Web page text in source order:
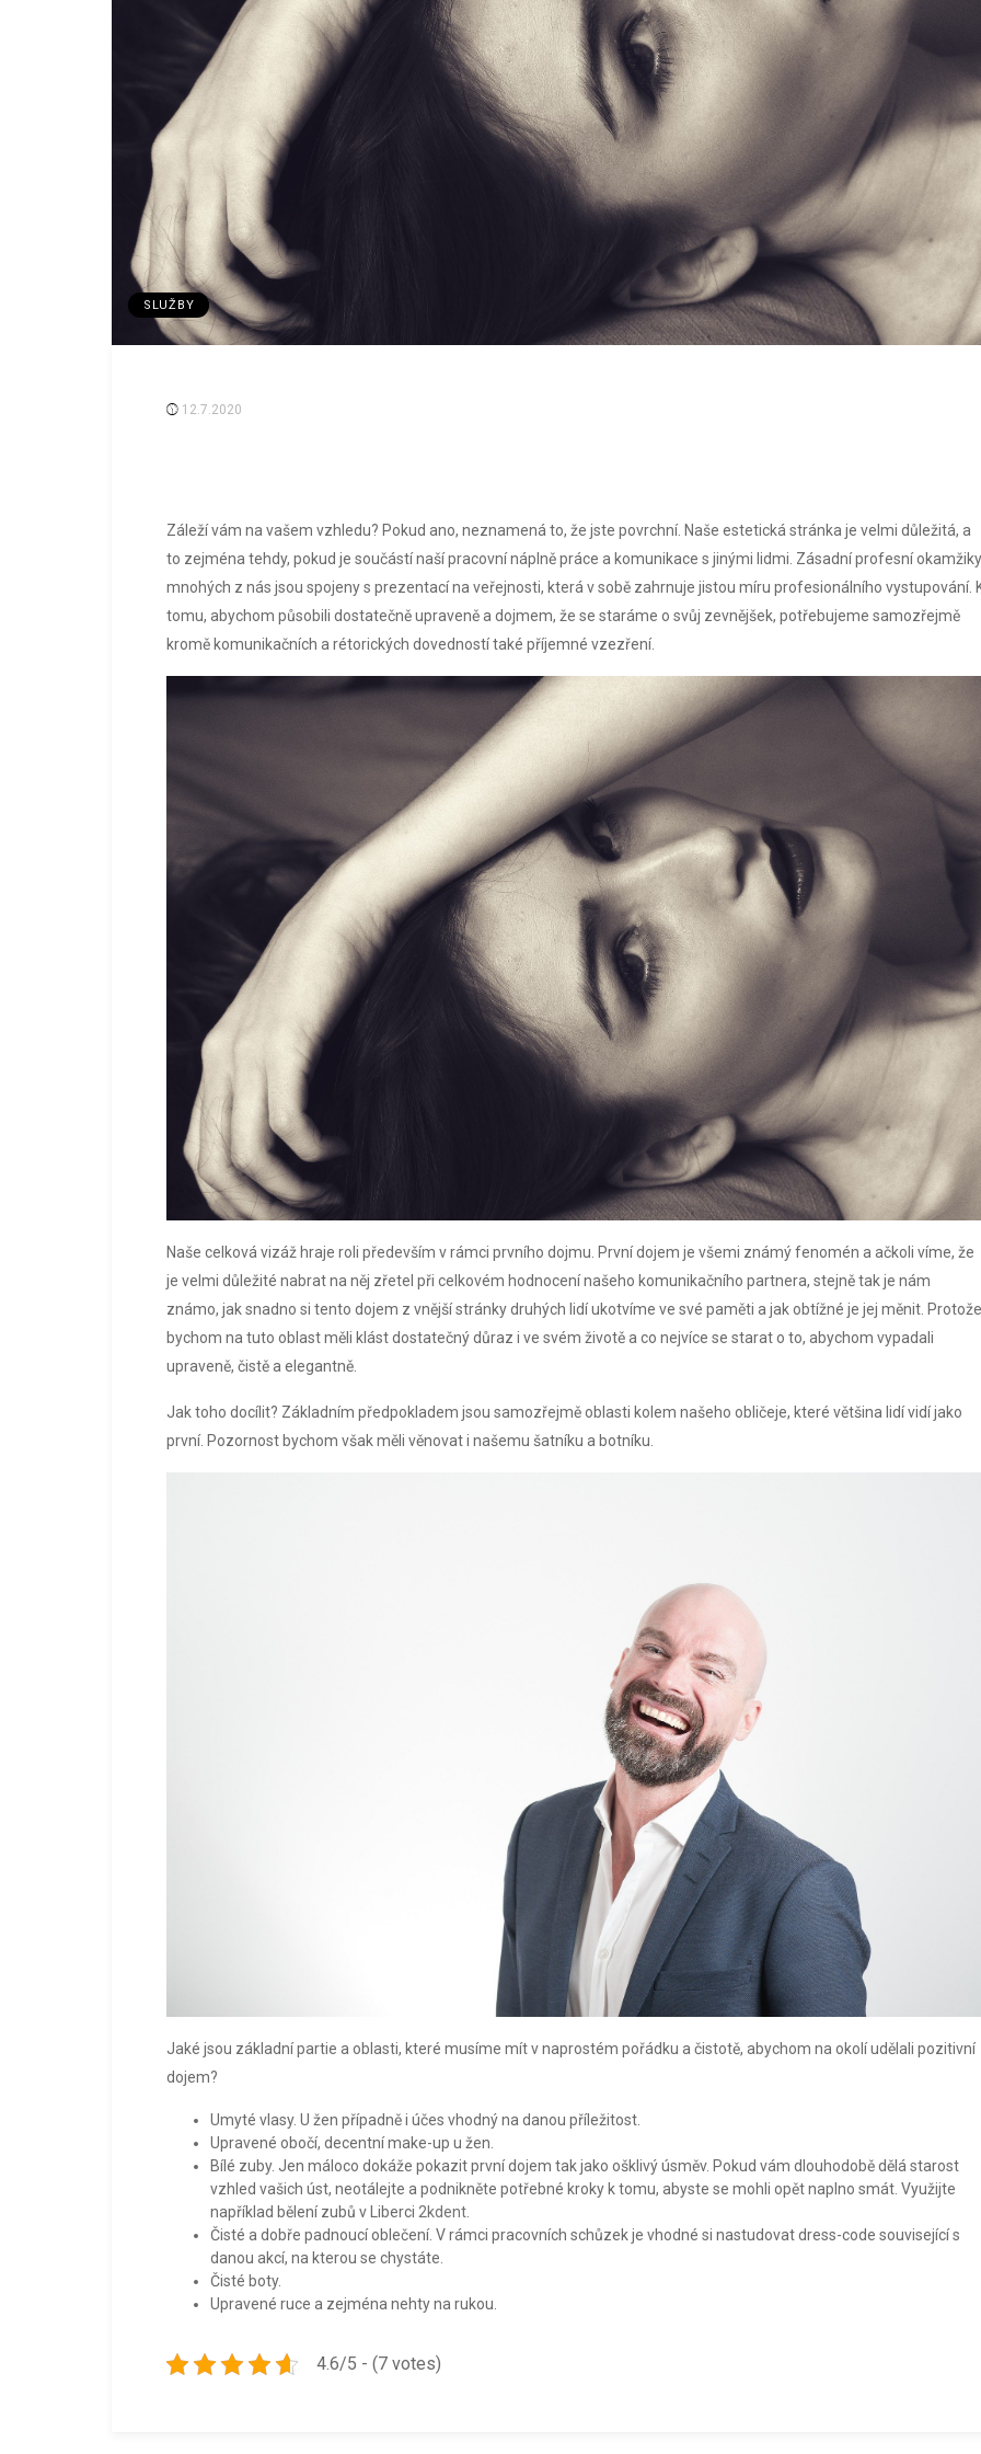
SLUŽBY
12.7.2020
Záleží vám na vašem vzhledu? Pokud ano, neznamená to, že jste povrchní. Naše estetická stránka je velmi důležitá, a
to zejména tehdy, pokud je součástí naší pracovní náplně práce a komunikace s jinými lidmi. Zásadní profesní okamžiky
mnohých z nás jsou spojeny s prezentací na veřejnosti, která v sobě zahrnuje jistou míru profesionálního vystupování.
tomu, abychom působili dostatečně upraveně a dojmem, že se staráme o svůj zevnějšek, potřebujeme samozřejmě
kromě komunikačních a rétorických dovedností také příjemné vzezření.
Naše celková vizáž hraje roli především v rámci prvního dojmu. První dojem je všemi známý fenomén a ačkoli víme, že
je velmi důležité nabrat na něj zřetel při celkovém hodnocení našeho komunikačního partnera, stejně tak je nám
známo, jak snadno si tento dojem z vnější stránky druhých lidí ukotvíme ve své paměti a jak obtížné je jej měnit. Protože
bychom na tuto oblast měli klást dostatečný důraz i ve svém životě a co nejvíce se starat o to, abychom vypadali
upraveně, čistě a elegantně.
Jak toho docílit? Základním předpokladem jsou samozřejmě oblasti kolem našeho obličeje, které většina lidí vidí jako
první. Pozornost bychom však měli věnovat i našemu šatníku a botníku.
Jaké jsou základní partie a oblasti, které musíme mít v naprostém pořádku a čistotě, abychom na okolí udělali pozitivní
dojem?
Umyté vlasy. U žen případně i účes vhodný na danou příležitost.
Upravené obočí, decentní make-up u žen.
Bílé zuby. Jen máloco dokáže pokazit první dojem tak jako ošklivý úsměv. Pokud vám dlouhodobě dělá starost
vzhled vašich úst, neotálejte a podnikněte potřebné kroky k tomu, abyste se mohli opět naplno smát. Využijte
například bělení zubů v Liberci 2kdent
Čisté a dobře padnoucí oblečení. V rámci pracovních schůzek je vhodné si nastudovat dress-code související s
danou akcí, na kterou se chystáte.
Čisté boty.
Upravené ruce a zejména nehty na rukou.
4.6/5 - (7 votes)